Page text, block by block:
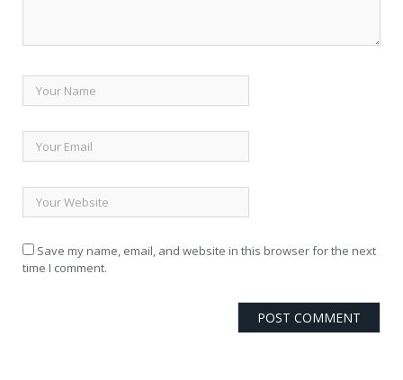
Save my name, email, and website in this browser for the next
time I comment.